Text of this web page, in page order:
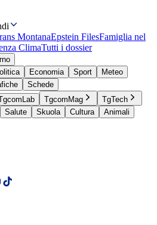
MontanaEpstein FilesFamiglia nel
ClimaTutti i dossier
Economia Sport
Meteo
Schede
TgcomMag
TgTech
Salute Skuola Cultura
Animali